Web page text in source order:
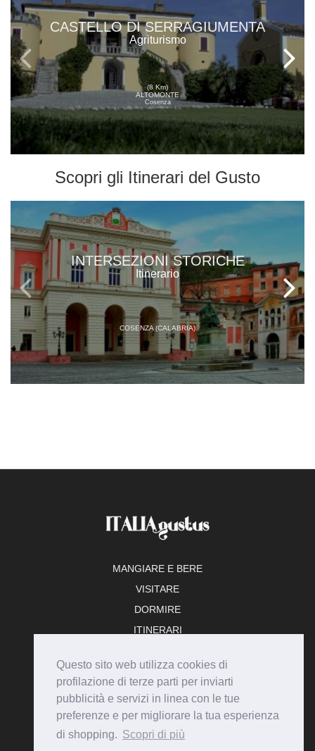
Questo sito web utilizza cookies di
profilazione di terze parti per inviarti
pubblicità e servizi in linea con le tue
preferenze e per migliorare la tua esperienza
di shopping. Scopri di più
CASTELLO DI SERRAGIUMENTA
Agriturismo
(8 Km)
ALTOMONTE
Cosenza
Scopri gli Itinerari del Gusto
INTERSEZIONI STORICHE
Itinerario
COSENZA (CALABRIA)
MANGIARE E BERE
VISITARE
DORMIRE
ITINERARI
ADERISCI